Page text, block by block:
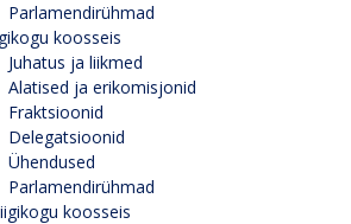
Parlamendirühmad
koosseis
Juhatus ja liikmed
Alatised ja erikomisjonid
Fraktsioonid
Delegatsioonid
Ühendused
Parlamendirühmad
koosseis